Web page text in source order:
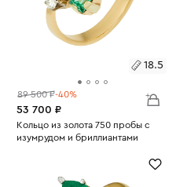
18.5
89 500 ₽-40%
53 700 ₽
Размеры:
Кольцо из золота 750 пробы с
изумрудом и бриллиантами